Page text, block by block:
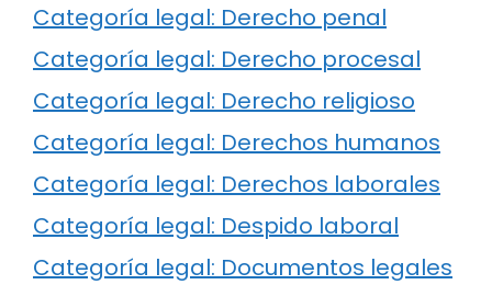
Categoría legal: Derecho penal
Categoría legal: Derecho procesal
Categoría legal: Derecho religioso
Categoría legal: Derechos humanos
Categoría legal: Derechos laborales
Categoría legal: Despido laboral
Categoría legal: Documentos legales